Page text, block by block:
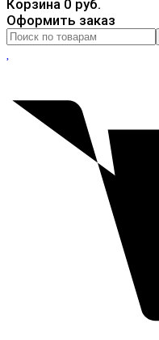
Корзина 0 руб.
Оформить заказ